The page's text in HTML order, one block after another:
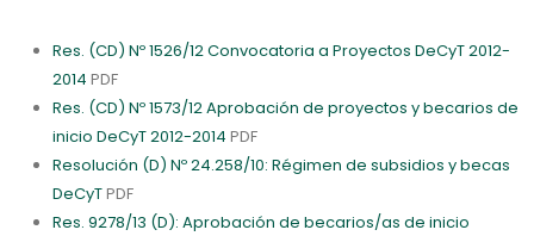
Res. (CD) Nº 1526/12 Convocatoria a Proyectos DeCyT 2012-
2014 PDF
Res. (CD) Nº 1573/12 Aprobación de proyectos y becarios de
inicio DeCyT 2012-2014 PDF
Resolución (D) Nº 24.258/10: Régimen de subsidios y becas
DeCyTPDF
Res. 9278/13 (D): Aprobación de becarios/as de inicio